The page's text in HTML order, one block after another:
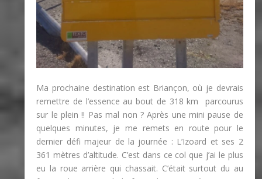
Ma prochaine destination est Briançon, où je devrais
remettre de l’essence au bout de 318 km parcourus
sur le plein !! Pas mal non ? Après une mini pause de
quelques minutes, je me remets en route pour le
dernier défi majeur de la journée : L’Izoard et ses 2
361 mètres d’altitude. C’est dans ce col que j’ai le plus
eu la roue arrière qui chassait. C’était surtout du au